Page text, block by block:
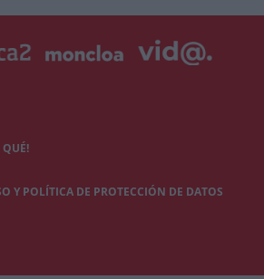
Y POLÍTICA DE PROTECCIÓN DE DATOS